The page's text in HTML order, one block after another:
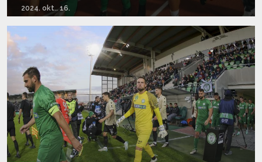
2024. okt.. 16.
Tovább olvasom...